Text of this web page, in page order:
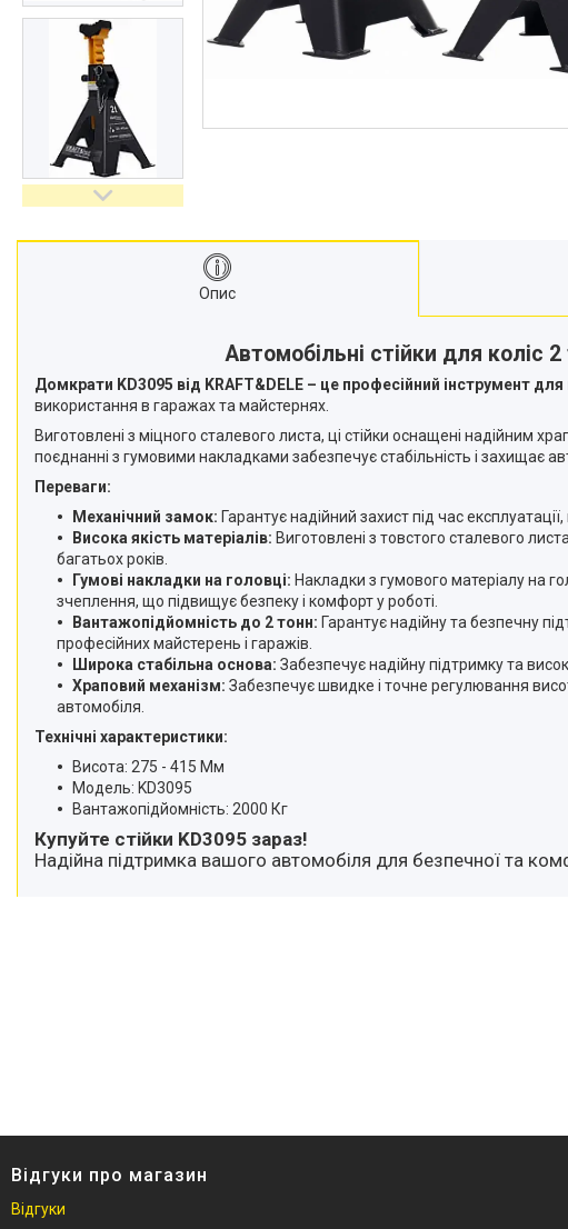
Опис
Автомобільні стійки для коліс
Домкрати KD3095 від KRAFT&DELE – це професійний інструмент
використання в гаражах та майстернях.
Виготовлені з міцного сталевого листа, ці стійки оснащені
поєднанні з гумовими накладками забезпечує стабільність і захищає
Переваги:
Механічний замок: Гарантує надійний захист під час
Висока якість матеріалів: Виготовлені з товстого сталевого
багатьох років.
Гумові накладки на головці: Накладки з гумового матеріалу на
зчеплення, що підвищує безпеку і комфорт у роботі.
Вантажопідйомність до 2 тонн: Гарантує надійну та безпечну
професійних майстерень і гаражів.
Широка стабільна основа: Забезпечує надійну підтримку та
Храповий механізм: Забезпечує швидке і точне регулювання
автомобіля.
Технічні характеристики:
Висота: 275 - 415 Мм
Модель: KD3095
Вантажопідйомність: 2000 Кг
Купуйте стійки KD3095 зараз!
Надійна підтримка вашого автомобіля для безпечної та
Відгуки про магазин
Відгуки